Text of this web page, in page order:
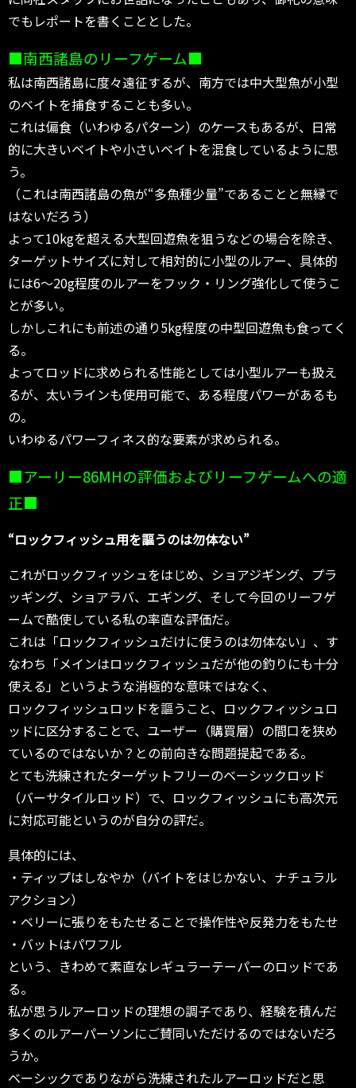
でもレポートを書くこととした。
■南西諸島のリーフゲーム■
私は南西諸島に度々遠征するが、南方では中大型魚が小型
のベイトを捕食することも多い。
これは偏食（いわゆるパターン）のケースもあるが、日常
的に大きいベイトや小さいベイトを混食しているように思
う。
（これは南西諸島の魚が“多魚種少量”であることと無縁で
はないだろう）
よって10kgを超える大型回遊魚を狙うなどの場合を除き、
ターゲットサイズに対して相対的に小型のルアー、具体的
には6～20g程度のルアーをフック・リング強化して使うこ
とが多い。
しかしこれにも前述の通り5kg程度の中型回遊魚も食ってく
る。
よってロッドに求められる性能としては小型ルアーも扱え
るが、太いラインも使用可能で、ある程度パワーがあるも
の。
いわゆるパワーフィネス的な要素が求められる。
■アーリー86MHの評価およびリーフゲームへの適
正■
“ロックフィッシュ用を謳うのは勿体ない”
これがロックフィッシュをはじめ、ショアジギング、プラ
ッギング、ショアラバ、エギング、そして今回のリーフゲ
ームで酷使している私の率直な評価だ。
これは「ロックフィッシュだけに使うのは勿体ない」、す
なわち「メインはロックフィッシュだが他の釣りにも十分
使える」というような消極的な意味ではなく、
ロックフィッシュロッドを謳うこと、ロックフィッシュロ
ッドに区分することで、ユーザー（購買層）の間口を狭め
ているのではないか？との前向きな問題提起である。
とても洗練されたターゲットフリーのベーシックロッド
（バーサタイルロッド）で、ロックフィッシュにも高次元
に対応可能というのが自分の評だ。
具体的には、
・ティップはしなやか（バイトをはじかない、ナチュラル
アクション）
・ベリーに張りをもたせることで操作性や反発力をもたせ
・バットはパワフル
という、きわめて素直なレギュラーテーパーのロッドであ
る。
私が思うルアーロッドの理想の調子であり、経験を積んだ
多くのルアーパーソンにご賛同いただけるのではないだろ
うか。
ベーシックでありながら洗練されたルアーロッドだと思